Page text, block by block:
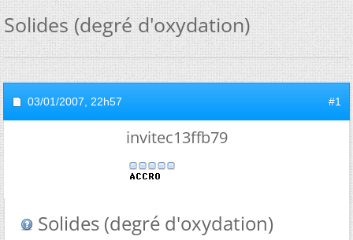
Solides (degré d'oxydation)
03/01/2007, 22h57 #1
invitec13ffb79
Solides (degré d'oxydation)